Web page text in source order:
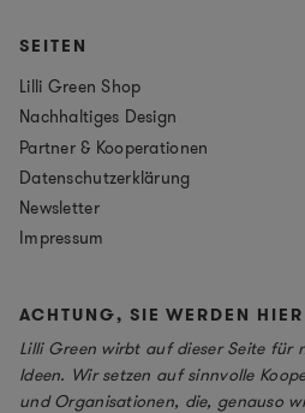
SEITEN
Lilli Green Shop
Nachhaltiges Design
Partner & Kooperationen
Datenschutzerklärung
Newsletter
Impressum
ACHTUNG, SIE WERDEN
Lilli Green wirbt auf dieser Seite für
Ideen. Wir setzen auf sinnvolle
und Organisationen, die, genauso